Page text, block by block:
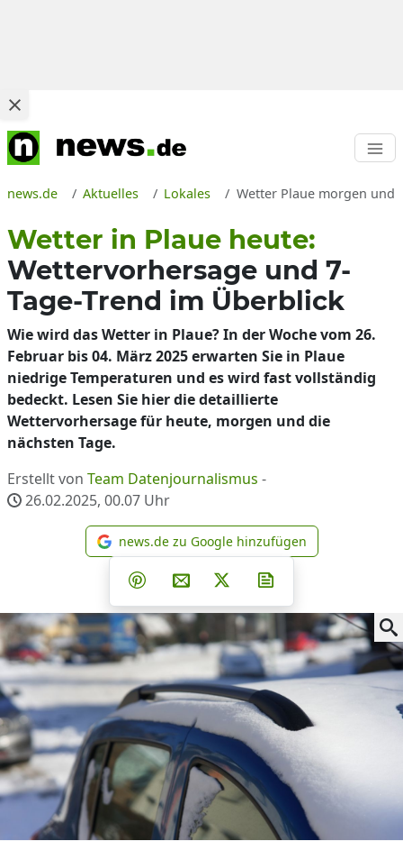
news.de Aktuelles Lokales Wetter Plaue morgen und
Wetter in Plaue heute:
Wettervorhersage und 7-
Tage-Trend im Überblick
Wie wird das Wetter in Plaue? In der Woche vom 26.
Februar bis 04. März 2025 erwarten Sie in Plaue
niedrige Temperaturen und es wird fast vollständig
bedeckt. Lesen Sie hier die detaillierte
Wettervorhersage für heute, morgen und die
nächsten Tage.
Erstellt von Team Datenjournalismus -
26.02.2025, 00.07 Uhr
news.de zu Google
news.de zu Google hinzufügen
Teilen auf Facebook
Teilen auf Whatsapp
Teilen auf Telegram
Teilen auf Pinterest
Per E-Mail teilen
Post auf X